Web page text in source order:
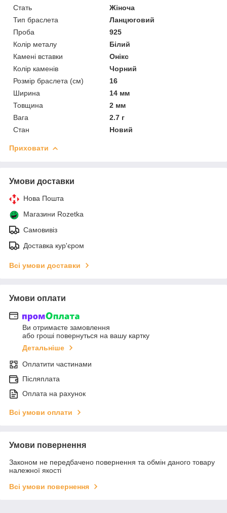
Стать
Жіноча
Тип браслета
Ланцюговий
Проба
925
Колір металу
Білий
Камені вставки
Онікс
Колір каменів
Чорний
Розмір браслета (см)
16
Ширина
14 мм
Товщина
2 мм
Вага
2.7 г
Стан
Новий
Приховати
Умови доставки
Нова Пошта
Магазини Rozetka
Самовивіз
Доставка кур'єром
Всі умови доставки
Умови оплати
Ви отримаєте замовлення
або гроші повернуться на вашу картку
Детальніше
Оплатити частинами
Післяплата
Оплата на рахунок
Всі умови оплати
Умови повернення
Законом не передбачено повернення та обмін даного товару
належної якості
Всі умови повернення